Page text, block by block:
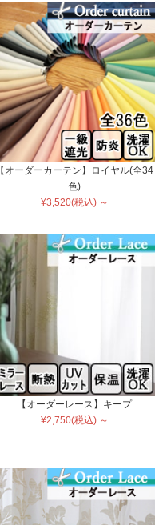
【オーダーカーテン】ロイヤル(全34
色)
¥3,520(税込) ～
【オーダーレース】キープ
¥2,750(税込) ～